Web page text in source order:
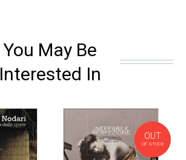
You May Be
Interested In
OUT
OF STOCK